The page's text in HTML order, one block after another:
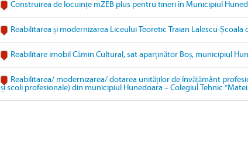
Construirea de locuințe mZEB plus pentru tineri în Municipiul
Reabilitarea și modernizarea Liceului Teoretic Traian Lalescu-Școala
Reabilitare imobil Cămin Cultural, sat aparținător Boș, municipiul
Reabilitarea/ modernizarea/ dotarea unităților de învățământ
și scoli profesionale) din municipiul Hunedoara – Colegiul Tehnic